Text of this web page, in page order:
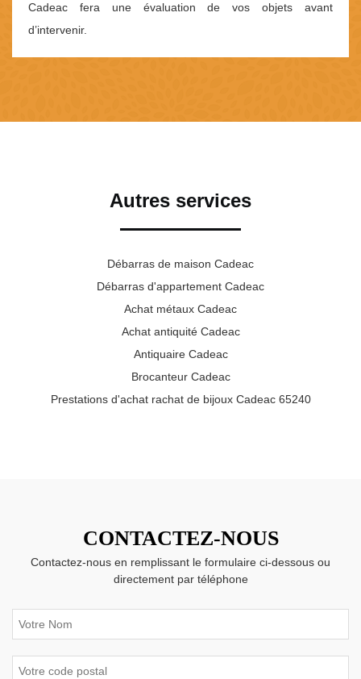
Cadeac fera une évaluation de vos objets avant
d’intervenir.
Autres services
Débarras de maison Cadeac
Débarras d'appartement Cadeac
Achat métaux Cadeac
Achat antiquité Cadeac
Antiquaire Cadeac
Brocanteur Cadeac
Prestations d'achat rachat de bijoux Cadeac 65240
CONTACTEZ-NOUS
Contactez-nous en remplissant le formulaire ci-dessous ou
directement par téléphone